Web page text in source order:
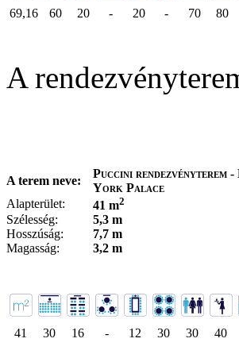
69,16 60 20 - 20 - 70 80
A
A terem neve:
Puccini rendezvényterem
York Palace
Alapterület:
41 m2
Szélesség:
5,3 m
Hosszúság:
7,7 m
Magasság:
3,2 m
41 30 16 - 12 30 30 40